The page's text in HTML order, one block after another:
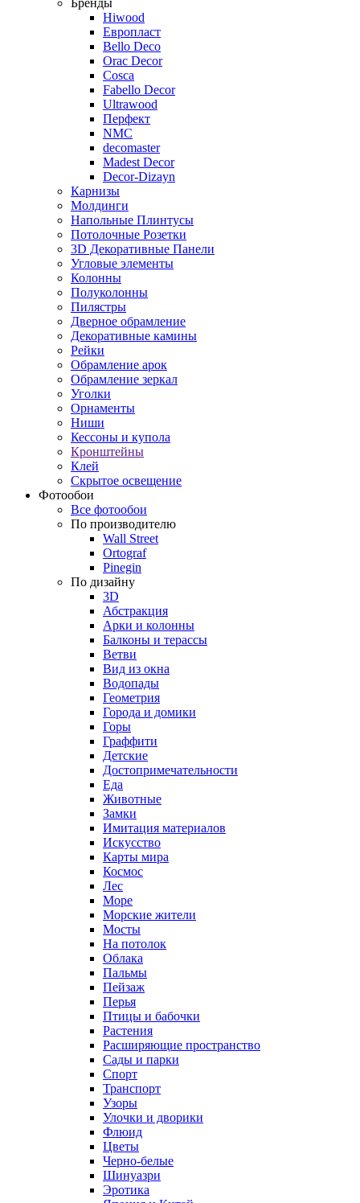
Бренды
Hiwood
Европласт
Bello Deco
Orac Decor
Cosca
Fabello Decor
Ultrawood
Перфект
NMC
decomaster
Madest Decor
Decor-Dizayn
Карнизы
Молдинги
Напольные Плинтусы
Потолочные Розетки
3D Декоративные Панели
Угловые элементы
Колонны
Полуколонны
Пилястры
Дверное обрамление
Декоративные камины
Рейки
Обрамление арок
Обрамление зеркал
Уголки
Орнаменты
Ниши
Кессоны и купола
Кронштейны
Клей
Скрытое освещение
Фотообои
Все фотообои
По производителю
Wall Street
Ortograf
Pinegin
По дизайну
3D
Абстракция
Арки и колонны
Балконы и терассы
Ветви
Вид из окна
Водопады
Геометрия
Города и домики
Горы
Граффити
Детские
Достопримечательности
Еда
Животные
Замки
Имитация материалов
Искусство
Карты мира
Космос
Лес
Море
Морские жители
Мосты
На потолок
Облака
Пальмы
Пейзаж
Перья
Птицы и бабочки
Растения
Расширяющие пространство
Сады и парки
Спорт
Транспорт
Узоры
Улочки и дворики
Флюид
Цветы
Черно-белые
Шинуазри
Эротика